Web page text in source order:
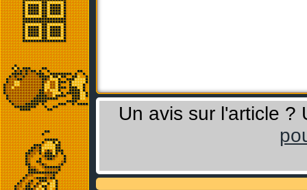
Un avis sur l'article